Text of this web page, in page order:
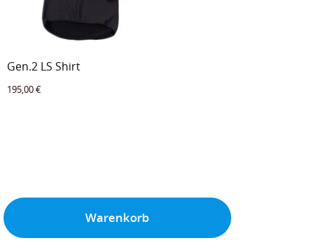
Gen.2 LS Shirt
195,00€
Warenkorb